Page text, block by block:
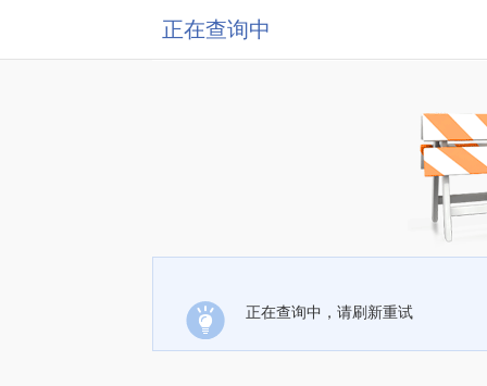
正在查询中
正在查询中，请刷新重试